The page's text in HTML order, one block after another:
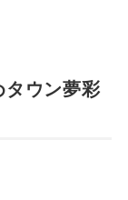
タウン夢彩